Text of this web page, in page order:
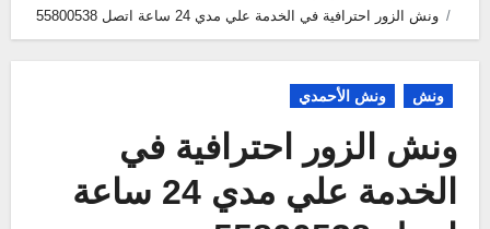
ونش الزور احترافية في الخدمة علي مدي 24 ساعة اتصل 55800538
ونش ونش الأحمدي
ونش الزور احترافية في
الخدمة علي مدي 24 ساعة